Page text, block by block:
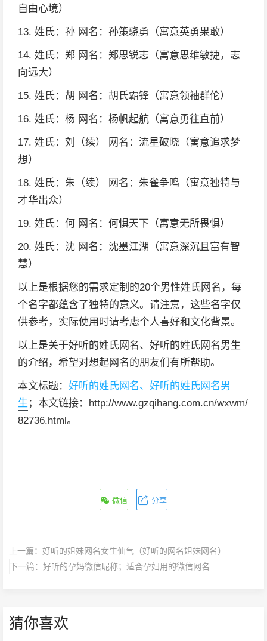
自由心境）
13. 姓氏：孙 网名：孙策骁勇（寓意英勇果敢）
14. 姓氏：郑 网名：郑思锐志（寓意思维敏捷，志
向远大）
15. 姓氏：胡 网名：胡氏霸锋（寓意领袖群伦）
16. 姓氏：杨 网名：杨帆起航（寓意勇往直前）
17. 姓氏：刘（续） 网名：流星破晓（寓意追求梦
想）
18. 姓氏：朱（续） 网名：朱雀争鸣（寓意独特与
才华出众）
19. 姓氏：何 网名：何惧天下（寓意无所畏惧）
20. 姓氏：沈 网名：沈墨江湖（寓意深沉且富有智
慧）
以上是根据您的需求定制的20个男性姓氏网名，每
个名字都蕴含了独特的意义。请注意，这些名字仅
供参考，实际使用时请考虑个人喜好和文化背景。
以上是关于好听的姓氏网名、好听的姓氏网名男生
的介绍，希望对想起网名的朋友们有所帮助。
本文标题： 好听的姓氏网名、好听的姓氏网名男
生 ；本文链接：http://www.gzqihang.com.cn/wxwm/
82736.html。
微信 分享
上一篇： 好听的姐妹网名女生仙气（好听的网名姐妹网名）
下一篇： 好听的孕妈微信昵称；适合孕妇用的微信网名
猜你喜欢